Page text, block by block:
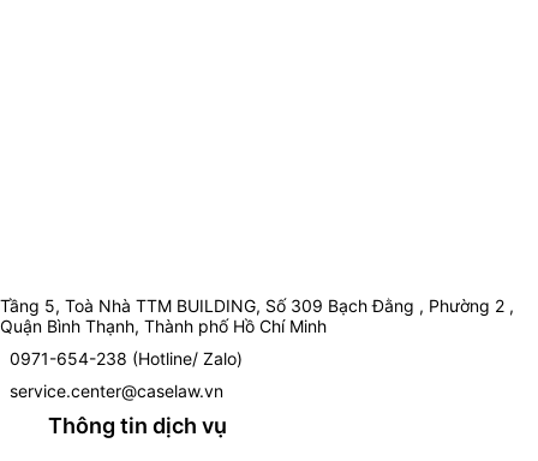
Tầng 5, Toà Nhà TTM BUILDING, Số 309 Bạch Đằng , Phường 2 ,
Quận Bình Thạnh, Thành phố Hồ Chí Minh
0971-654-238 (Hotline/ Zalo)
service.center@caselaw.vn
Thông tin dịch vụ